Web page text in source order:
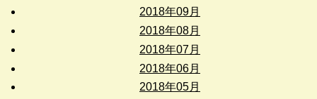
2018年09月
2018年08月
2018年07月
2018年06月
2018年05月